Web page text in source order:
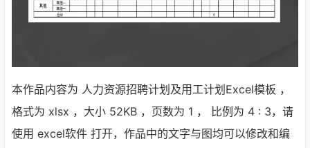
本作品内容为 人力资源招聘计划及用工计划Excel模板 ，
格式为 xlsx ，大小 52KB ，页数为 1 ， 比例为 4 : 3，请
使用 excel软件 打开，作品中的文字与图均可以修改和编